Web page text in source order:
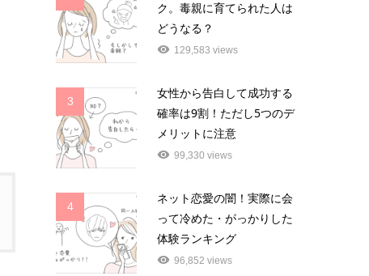
ク。毒親に育てられた人は
どうなる？
129,583 views
3
女性から告白して成功する
確率は9割！ただし5つのデ
メリットに注意
99,330 views
4
ネット恋愛の闇！実際に会
って冷めた・がっかりした
体験ランキング
96,852 views